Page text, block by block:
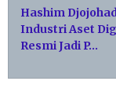
Hashim
Industri Aset
Resmi Jadi P…